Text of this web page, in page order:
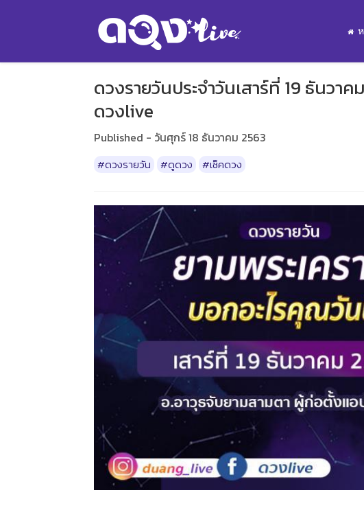
ดวงรายวันประจำวันเสาร์ที่ 19 ธันวา
ดวงlive
Published - วันศุกร์ 18 ธันวาคม 2563
#ดวงรายวัน #ดูดวง #เช็คดวง